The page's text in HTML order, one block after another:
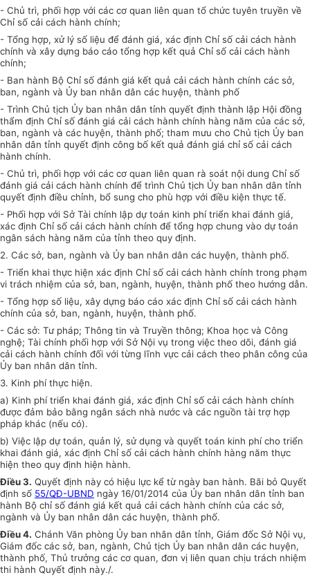
- Chủ trì, phối hợp với các cơ quan liên quan tổ chức tuyên truyền về
Chỉ số cải cách hành chính;
- Tổng hợp, xử lý số liệu để đánh giá, xác định Chỉ số cải cách hành
chính và xây dựng báo cáo tổng hợp kết quả Chỉ số cải cách hành
chính;
- Ban hành Bộ Chỉ số đánh giá kết quả cải cách hành chính các sở,
ban, ngành và Ủy ban nhân dân các huyện, thành phố
- Trình Chủ tịch Ủy ban nhân dân tỉnh quyết định thành lập Hội đồng
thẩm định Chỉ số đánh giá cải cách hành chính hàng năm của các sở,
ban, ngành và các huyện, thành phố; tham mưu cho Chủ tịch Ủy ban
nhân dân tỉnh quyết định công bố kết quả đánh giá chỉ số cải cách
hành chính.
- Chủ trì, phối hợp với các cơ quan liên quan rà soát nội dung Chỉ số
đánh giá cải cách hành chính để trình Chủ tịch Ủy ban nhân dân tỉnh
quyết định điều chỉnh, bổ sung cho phù hợp với điều kiện thực tế.
- Phối hợp với Sở Tài chính lập dự toán kinh phí triển khai đánh giá,
xác định Chỉ số cải cách hành chính để tổng hợp chung vào dự toán
ngân sách hàng năm của tỉnh theo quy định.
2. Các sở, ban, ngành và Ủy ban nhân dân các huyện, thành phố.
- Triển khai thực hiện xác định Chỉ số cải cách hành chính trong phạm
vi trách nhiệm của sở, ban, ngành, huyện, thành phố theo hướng dẫn.
- Tổng hợp số liệu, xây dựng báo cáo xác định Chỉ số cải cách hành
chính của sở, ban, ngành, huyện, thành phố.
- Các sở: Tư pháp; Thông tin và Truyền thông; Khoa học và Công
nghệ; Tài chính phối hợp với Sở Nội vụ trong việc theo dõi, đánh giá
cải cách hành chính đối với từng lĩnh vực cải cách theo phân công của
Ủy ban nhân dân tỉnh.
3. Kinh phí thực hiện.
a) Kinh phí triển khai đánh giá, xác định Chỉ số cải cách hành chính
được đảm bảo bằng ngân sách nhà nước và các nguồn tài trợ hợp
pháp khác (nếu có).
b) Việc lập dự toán, quản lý, sử dụng và quyết toán kinh phí cho triển
khai đánh giá, xác định Chỉ số cải cách hành chính hàng năm thực
hiện theo quy định hiện hành.
Điều 3. Quyết định này có hiệu lực kể từ ngày ban hành. Bãi bỏ Quyết
định số 55/QĐ-UBND ngày 16/01/2014 của Ủy ban nhân dân tỉnh ban
hành Bộ chỉ số đánh giá kết quả cải cách hành chính của các sở,
ngành và Ủy ban nhân dân các huyện, thành phố.
Điều 4. Chánh Văn phòng Ủy ban nhân dân tỉnh, Giám đốc Sở Nội vụ,
Giám đốc các sở, ban, ngành, Chủ tịch Ủy ban nhân dân các huyện,
thành phố, Thủ trưởng các cơ quan, đơn vị liên quan chịu trách nhiệm
thi hành Quyết định này./.